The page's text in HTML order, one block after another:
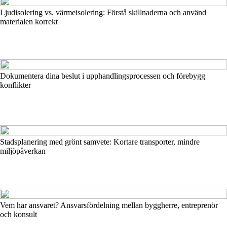
Ljudisolering vs. värmeisolering: Förstå skillnaderna och använd
materialen korrekt
Dokumentera dina beslut i upphandlingsprocessen och förebygg
konflikter
Stadsplanering med grönt samvete: Kortare transporter, mindre
miljöpåverkan
Vem har ansvaret? Ansvarsfördelning mellan byggherre, entreprenör
och konsult